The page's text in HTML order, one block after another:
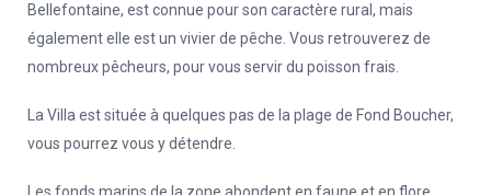
Bellefontaine, est connue pour son caractère rural, mais
également elle est un vivier de pêche. Vous retrouverez de
nombreux pêcheurs, pour vous servir du poisson frais.
La Villa est située à quelques pas de la plage de Fond Boucher,
vous pourrez vous y détendre.